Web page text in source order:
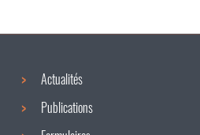
Actualités
Publications